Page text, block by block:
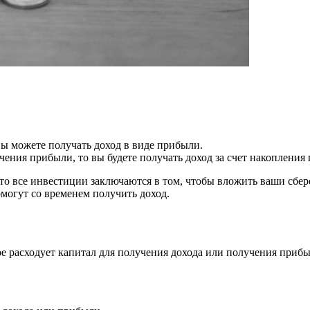
можете получать доход в виде прибыли.
прибыли, то вы будете получать доход за счет
все инвестиции заключаются в том, чтобы вложить ваши
со временем получить доход.
расходует капитал для получения дохода или получения